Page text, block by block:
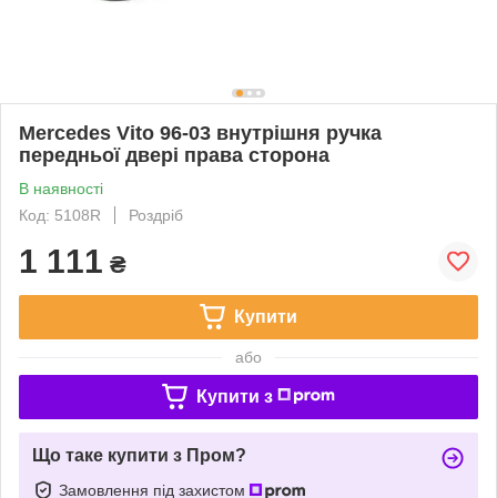
Mercedes Vito 96-03 внутрішня ручка
передньої двері права сторона
В наявності
Код: 5108R
Роздріб
1 111 ₴
Купити
або
Купити з
Що таке купити з Пром?
Замовлення під захистом